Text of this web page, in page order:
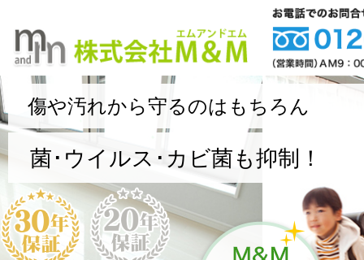
傷や汚れから守るのはもちろん
菌･ウイルス･カビ菌も抑制！